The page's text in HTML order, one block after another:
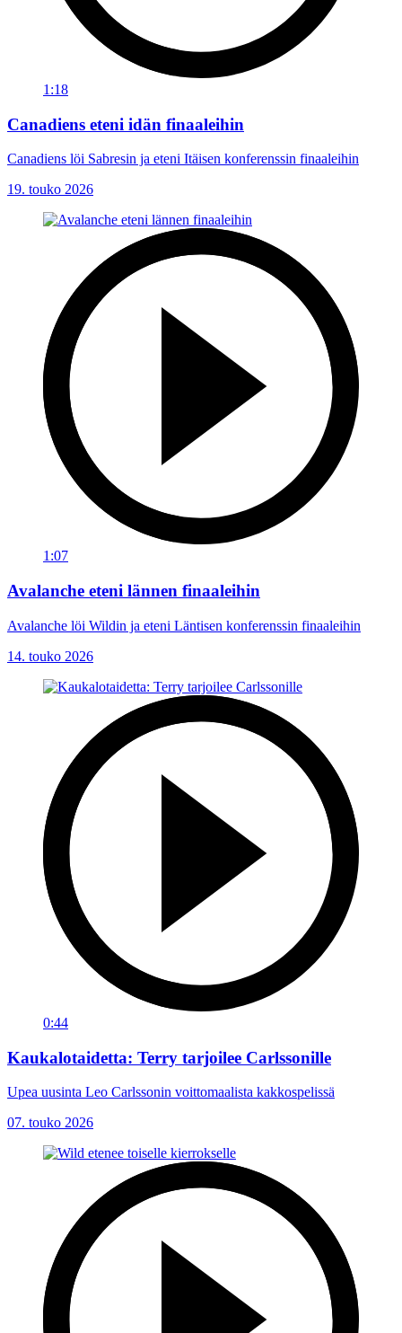
1:18
Canadiens eteni idän finaaleihin
Canadiens löi Sabresin ja eteni Itäisen konferenssin finaaleihin
19. touko 2026
1:07
Avalanche eteni lännen finaaleihin
Avalanche löi Wildin ja eteni Läntisen konferenssin finaaleihin
14. touko 2026
0:44
Kaukalotaidetta: Terry tarjoilee Carlssonille
Upea uusinta Leo Carlssonin voittomaalista kakkospelissä
07. touko 2026